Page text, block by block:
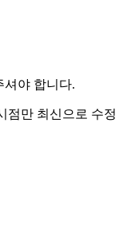
셔야 합니다.
점만 최신으로 수정